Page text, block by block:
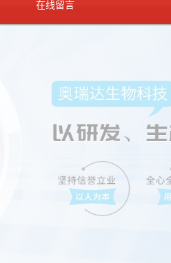
在线留言